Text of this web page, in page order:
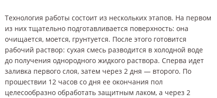
Технология работы состоит из нескольких этапов. На первом
из них тщательно подготавливается поверхность: она
очищается, моется, грунтуется. После этого готовится
рабочий раствор: сухая смесь разводится в холодной воде
до получения однородного жидкого раствора. Сперва идет
заливка первого слоя, затем через 2 дня — второго. По
прошествии 12 часов со дня ее окончания пол
целесообразно обработать защитным лаком, а через 2